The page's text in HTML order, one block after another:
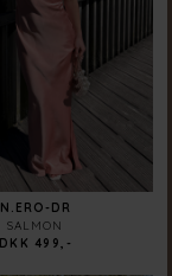
N.ERO-DR
SALMON
DKK 499,-